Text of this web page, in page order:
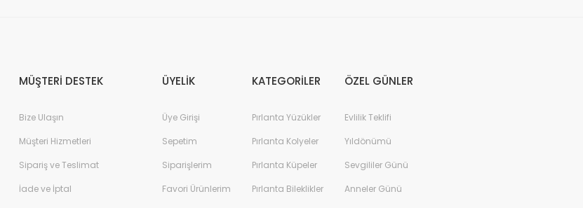
MÜŞTERİ DESTEK
Bize Ulaşın
Müşteri Hizmetleri
Sipariş ve Teslimat
İade ve İptal
ÜYELİK
Üye Girişi
Sepetim
Siparişlerim
Favori Ürünlerim
KATEGORİLER
Pırlanta Yüzükler
Pırlanta Kolyeler
Pırlanta Küpeler
Pırlanta Bileklikler
ÖZEL GÜNLER
Evlilik Teklifi
Yıldönümü
Sevgililer Günü
Anneler Günü